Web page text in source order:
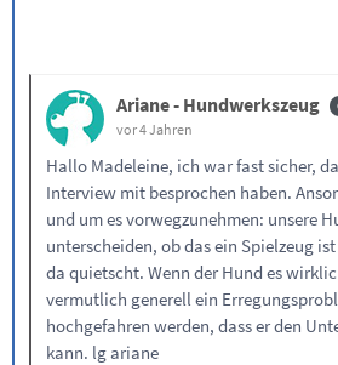
Ariane - Hundwerkszeug
vor 4 Jahren
Hallo Madeleine, ich war fast sicher,
Interview mit besprochen haben.
und um es vorwegzunehmen: unsere
unterscheiden, ob das ein Spielzeug
da quietscht. Wenn der Hund es
vermutlich generell ein
hochgefahren werden, dass er den
kann. lg ariane